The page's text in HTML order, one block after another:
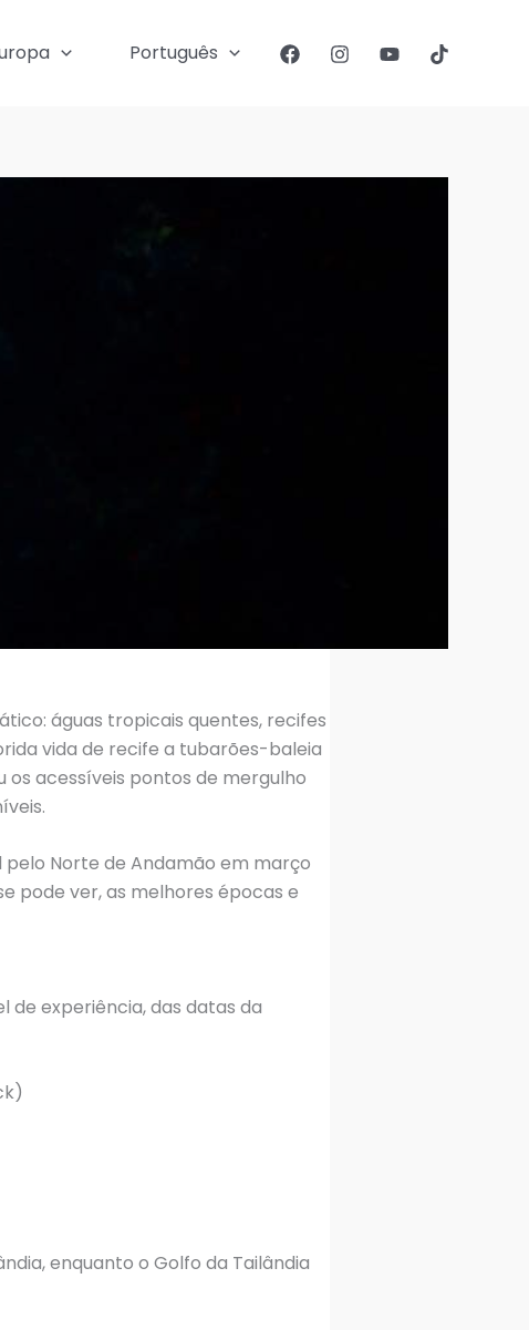
Português
águas tropicais quentes, recifes
vida de recife a tubarões-baleia
os acessíveis pontos de mergulho
Norte de Andamão em março
pode ver, as melhores épocas e
de experiência, das datas da
enquanto o Golfo da Tailândia